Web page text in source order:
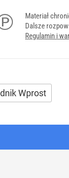
Materiał
Dalsze
Regulamin i
Wprost